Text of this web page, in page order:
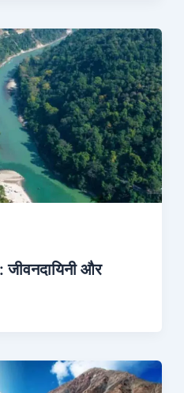
जीवनदायिनी और